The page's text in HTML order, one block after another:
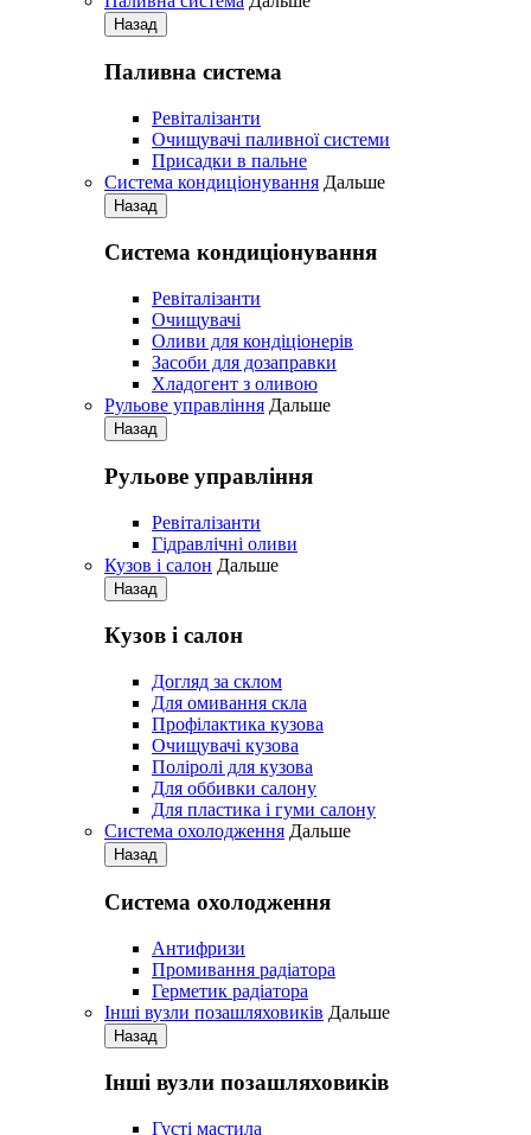
Назад
Паливна система
Ревіталізанти
Очищувачі паливної системи
Присадки в пальне
Система кондиціонування Дальше
Назад
Система кондиціонування
Pевіталізанти
Очищувачі
Оливи для кондіціонерів
Засоби для дозаправки
Хладогент з оливою
Рульове управління Дальше
Назад
Рульове управління
Ревіталізанти
Гідравлічні оливи
Кузов і салон Дальше
Назад
Кузов і салон
Догляд за склом
Для омивання скла
Профілактика кузова
Очищувачі кузова
Поліролі для кузова
Для оббивки салону
Для пластика і гуми салону
Система охолодження Дальше
Назад
Система охолодження
Антифризи
Промивання радіатора
Герметик радіатора
Iнші вузли позашляховиків Дальше
Назад
Iнші вузли позашляховиків
Густі мастила